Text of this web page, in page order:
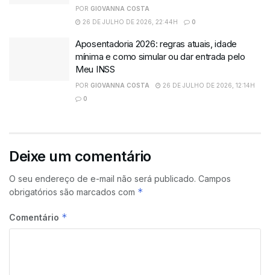
POR GIOVANNA COSTA
26 DE JULHO DE 2026, 22:44H
0
Aposentadoria 2026: regras atuais, idade
mínima e como simular ou dar entrada pelo
Meu INSS
POR GIOVANNA COSTA
26 DE JULHO DE 2026, 12:14H
0
Deixe um comentário
O seu endereço de e-mail não será publicado. Campos
obrigatórios são marcados com *
Comentário *